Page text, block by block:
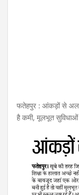
फतेहपुर : आंकड़ों से अलग
है कमी, मूलभूत